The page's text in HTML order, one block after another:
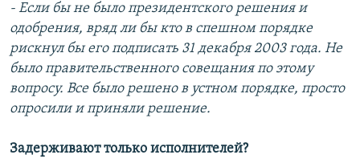
- Если бы не было президентского решения и
одобрения, вряд ли бы кто в спешном порядке
рискнул бы его подписать 31 декабря 2003 года. Не
было правительственного совещания по этому
вопросу. Все было решено в устном порядке, просто
опросили и приняли решение.
Задерживают только исполнителей?